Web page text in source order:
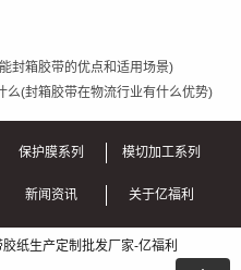
封箱胶带的优点和适用场景)
么(封箱胶带在物流行业有什么优势)
保护膜系列 模切加工系列
新闻资讯 关于亿福利
纸生产定制批发厂家-亿福利